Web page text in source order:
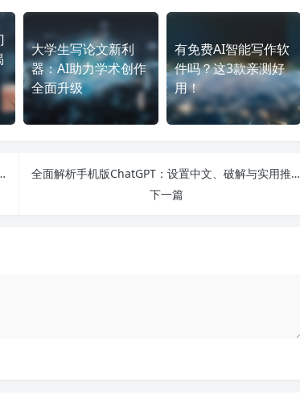
大学生写论文新利
器：AI助力学术创作
全面升级
有免费AI智能写作软
件吗？这3款亲测好
用！
件与AI创作工具全攻略
全面解析手机版ChatGPT：设置中文、破解与实用推荐让你畅享AI对话新体验
下一篇